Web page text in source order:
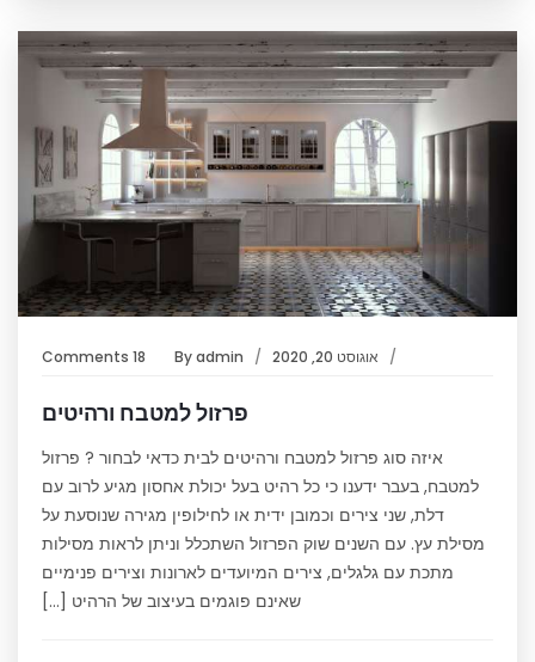
אוגוסט 20, 2020 Byadmin
18 Comments
פרזול למטבח ורהיטים
איזה סוג פרזול למטבח ורהיטים לבית כדאי לבחור ? פרזול
למטבח, בעבר ידענו כי כל רהיט בעל יכולת אחסון מגיע לרוב עם
דלת, שני צירים וכמובן ידית או לחילופין מגירה שנוסעת על
מסילת עץ. עם השנים שוק הפרזול השתכלל וניתן לראות מסילות
מתכת עם גלגלים, צירים המיועדים לארונות וצירים פנימיים
שאינם פוגמים בעיצוב של הרהיט […]